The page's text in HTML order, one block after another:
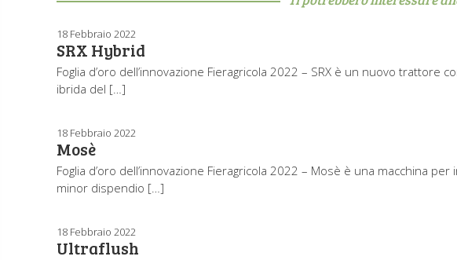
18 Febbraio 2022
SRX Hybrid
Foglia d’oro dell’innovazione Fieragricola 2022 – SRX è un nuovo trattore
ibrida del […]
18 Febbraio 2022
Mosè
Foglia d’oro dell’innovazione Fieragricola 2022 – Mosè è una macchina
minor dispendio […]
18 Febbraio 2022
Ultraflush